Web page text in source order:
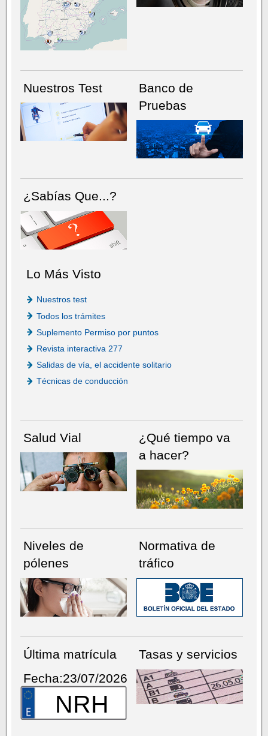
NÚMERO ACTUALHEMEROTECA
Nuestros Test
Banco de
Pruebas
¿Sabías Que...?
Lo Más Visto
Nuestros test
Todos los trámites
Suplemento Permiso por puntos
Revista interactiva 277
Salidas de vía, el accidente solitario
Técnicas de conducción
Salud Vial
¿Qué tiempo va
a hacer?
Niveles de
pólenes
Normativa de
tráfico
Última matrícula
Fecha:23/07/2026
NRH
Tasas y servicios